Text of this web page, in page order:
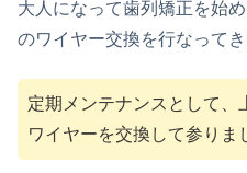
大人になって歯列矯正を始
のワイヤー交換を行なってき
定期メンテナンスとして、
ワイヤーを交換して参りま